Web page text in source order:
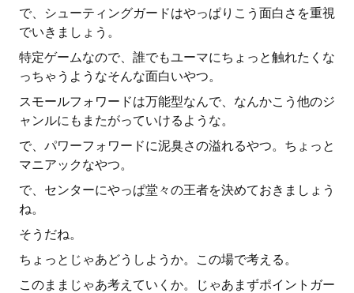
で、シューティングガードはやっぱりこう面白さを重視
でいきましょう。
特定ゲームなので、誰でもユーマにちょっと触れたくな
っちゃうようなそんな面白いやつ。
スモールフォワードは万能型なんで、なんかこう他のジ
ャンルにもまたがっていけるような。
で、パワーフォワードに泥臭さの溢れるやつ。ちょっと
マニアックなやつ。
で、センターにやっぱ堂々の王者を決めておきましょう
ね。
そうだね。
ちょっとじゃあどうしようか。この場で考える。
このままじゃあ考えていくか。じゃあまずポイントガー